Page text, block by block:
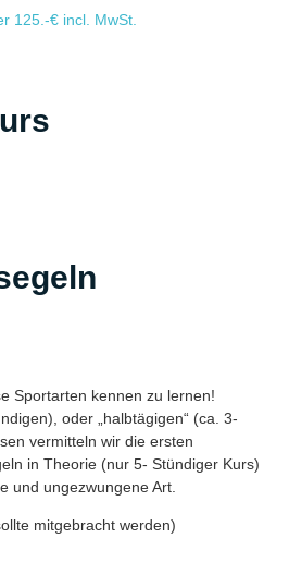
125.-€ incl. MwSt.
Sportarten kennen zu lernen!
oder „halbtägigen“ (ca. 3-
vermitteln wir die ersten
in Theorie (nur 5- Stündiger Kurs)
und ungezwungene Art.
mitgebracht werden)